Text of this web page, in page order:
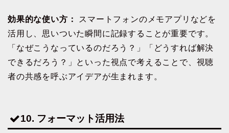
効果的な使い方：
スマートフォンのメモアプリなどを
活用し、思いついた瞬間に記録することが重要です。
「なぜこうなっているのだろう？」「どうすれば解決
できるだろう？」といった視点で考えることで、視聴
者の共感を呼ぶアイデアが生まれます。
10. フォーマット活用法